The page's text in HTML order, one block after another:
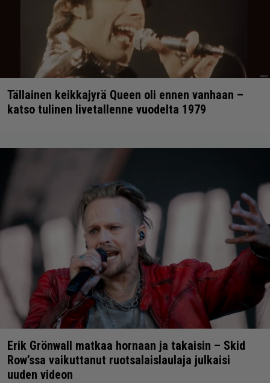
Tällainen keikkajyrä Queen oli ennen vanhaan –
katso tulinen livetallenne vuodelta 1979
Erik Grönwall matkaa hornaan ja takaisin – Skid
Row’ssa vaikuttanut ruotsalaislaulaja julkaisi
uuden videon